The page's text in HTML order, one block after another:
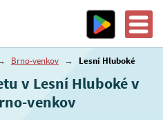
Brno-venkov → Lesní Hluboké
v Lesní Hluboké v
venkov